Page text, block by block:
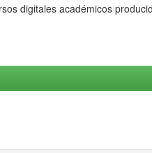
digitales académicos